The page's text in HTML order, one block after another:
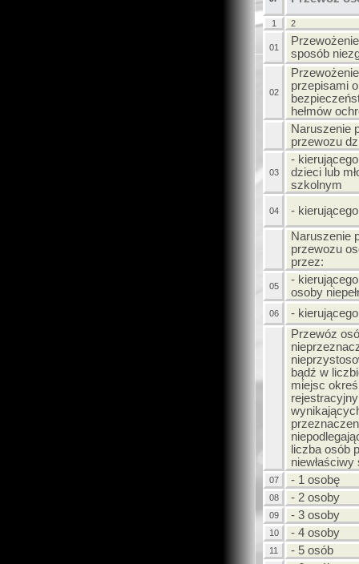
1 2
01
sposób
02
przepisami
hełmów
Naruszenie
przewozu
03
-
dzieci lub
szkolnym
04
-
Naruszenie
przewozu
przez:
05
-
osoby
06
-
Przewóz
bądź w
miejsc
liczba osób
07 - 1 osobę
08 - 2 osoby
09 - 3 osoby
10 - 4 osoby
11 - 5 osób